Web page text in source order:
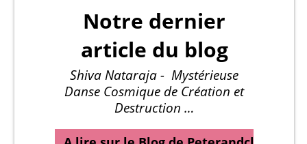
Notre dernier
article du blog
Shiva Nataraja - Mystérieuse
Danse Cosmique de Création et
Destruction …